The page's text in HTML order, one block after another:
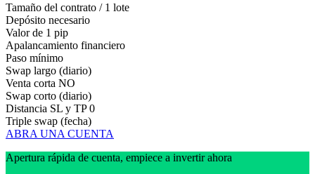
Tamaño del contrato / 1 lote
Depósito necesario
Valor de 1 pip
Apalancamiento financiero
Paso mínimo
Swap largo (diario)
Venta corta NO
Swap corto (diario)
Distancia SL y TP 0
Triple swap (fecha)
ABRA UNA CUENTA
Apertura rápida de cuenta, empiece a invertir ahora